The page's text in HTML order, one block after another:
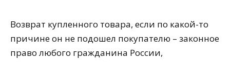
Возврат купленного товара, если по какой-то
причине он не подошел покупателю – законное
право любого гражданина России,